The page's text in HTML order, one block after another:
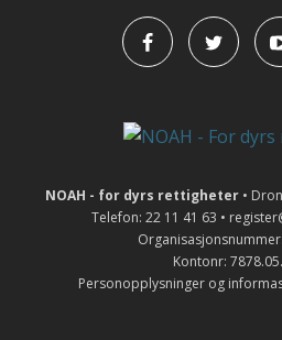
NOAH - for dyrs rettigheter •
Telefon: 22 11 41 63 •
Kontonr:
Personopplysninger og